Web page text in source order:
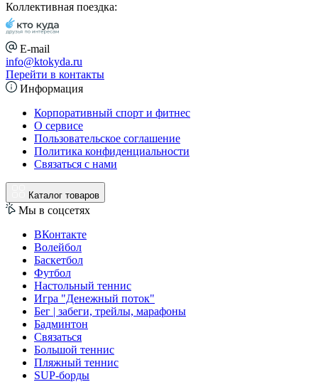
Коллективная поездка:
E-mail
info@ktokyda.ru
Перейти в контакты
Информация
Корпоративный спорт и фитнес
О сервисе
Пользовательское соглашение
Политика конфиденциальности
Связаться с нами
Каталог товаров
Мы в соцсетях
ВКонтакте
Волейбол
Баскетбол
Футбол
Настольный теннис
Игра "Денежный поток"
Бег | забеги, трейлы, марафоны
Бадминтон
Связаться
Большой теннис
Пляжный теннис
SUP-борды